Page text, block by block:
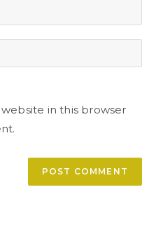
in this browser